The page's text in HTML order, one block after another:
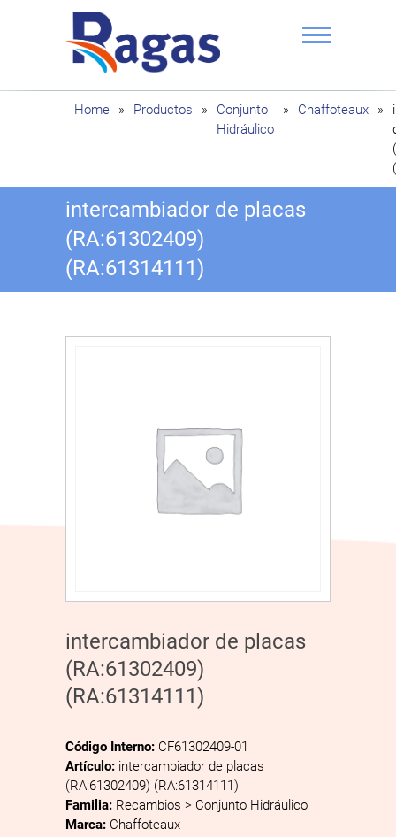
Ragas
Home » Productos »
Conjunto
Hidráulico
» Chaffoteaux »
intercambiador de placas
(RA:61302409)
(RA:61314111)
intercambiador de placas
(RA:61302409)
(RA:61314111)
Código Interno: CF61302409-01
Artículo: intercambiador de placas
(RA:61302409) (RA:61314111)
Familia: Recambios > Conjunto Hidráulico
Marca: Chaffoteaux